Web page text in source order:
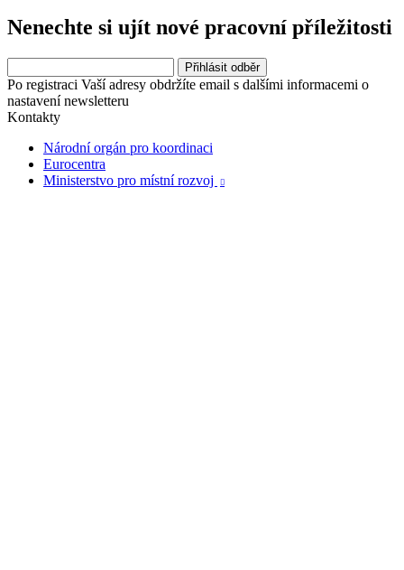
Nenechte si ujít nové pracovní příležitosti
Po registraci Vaší adresy obdržíte email s dalšími informacemi o
nastavení newsletteru
Kontakty
Národní orgán pro koordinaci
Eurocentra
Ministerstvo pro místní rozvoj
